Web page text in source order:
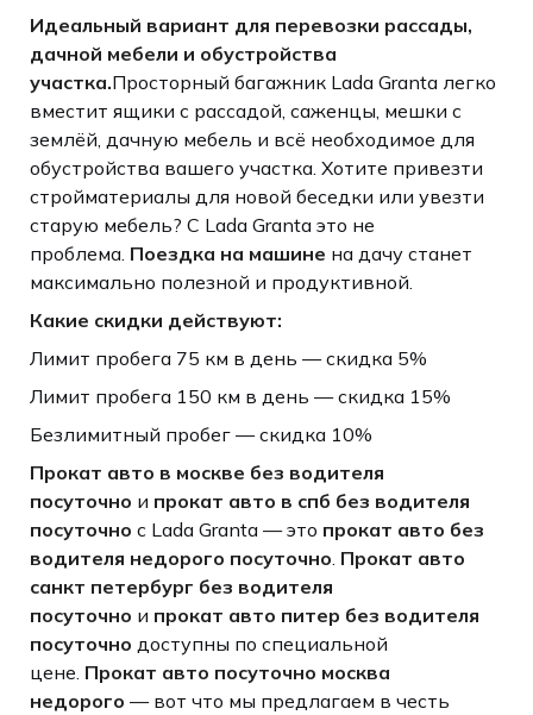
Идеальный вариант для перевозки рассады,
дачной мебели и обустройства
участка.Просторный багажник Lada Granta легко
вместит ящики с рассадой, саженцы, мешки с
землёй, дачную мебель и всё необходимое для
обустройства вашего участка. Хотите привезти
стройматериалы для новой беседки или увезти
старую мебель? С Lada Granta это не
проблема. Поездка на машине на дачу станет
максимально полезной и продуктивной.
Какие скидки действуют:
Лимит пробега 75 км в день — скидка 5%
Лимит пробега 150 км в день — скидка 15%
Безлимитный пробег — скидка 10%
Прокат авто в москве без водителя
посуточно и прокат авто в спб без водителя
посуточно с Lada Granta — это прокат авто без
водителя недорого посуточно Прокат авто
санкт петербург без водителя
посуточно и прокат авто питер без водителя
посуточно доступны по специальной
цене. Прокат авто посуточно москва
недорого — вот что мы предлагаем в честь